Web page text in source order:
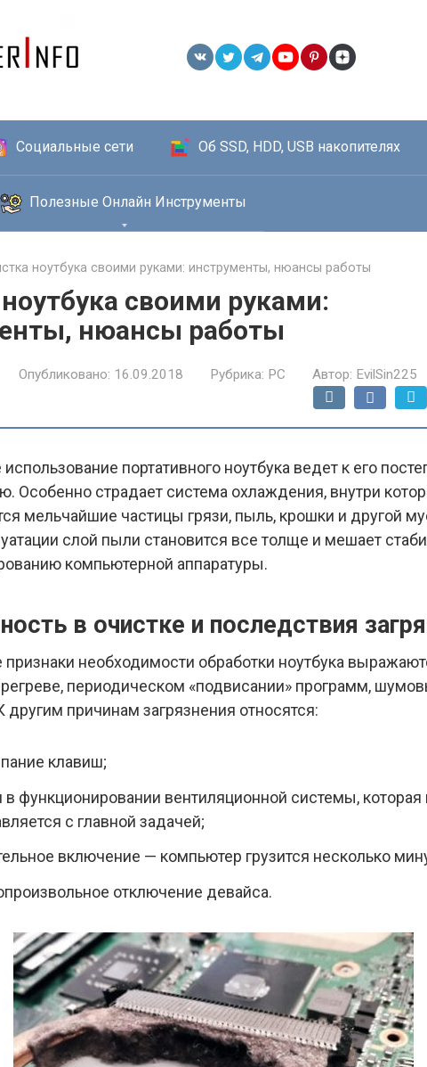
Социальные сети Об SSD, HDD, USB накопителях
Полезные Онлайн Инструменты
ноутбука своими руками: инструменты, нюансы работы
своими руками:
нюансы работы
Опубликовано: 16.09.2018 Рубрика: PC Автор: EvilSin225
использование портативного ноутбука ведет к его
Особенно страдает система охлаждения, внутри
мельчайшие частицы грязи, пыль, крошки и другой
слой пыли становится все толще и мешает
компьютерной аппаратуры.
в очистке и последствия
необходимости обработки ноутбука
периодическом «подвисании» программ,
другим причинам загрязнения относятся:
клавиш;
в функционировании вентиляционной системы, которая
с главной задачей;
включение — компьютер грузится несколько
отключение девайса.